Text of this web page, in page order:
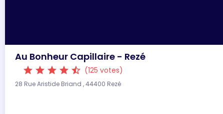
Au Bonheur Capillaire - Rezé
star star star star star_half (125 votes)
28 Rue Aristide Briand , 44400 Rezé